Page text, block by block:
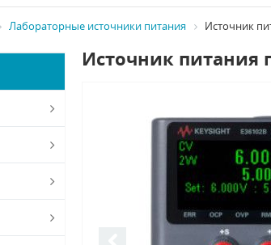
Лабораторные источники питания Источник
Источник питания